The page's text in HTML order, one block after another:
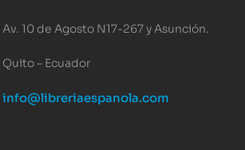
Av. 10 de Agosto N17-267 y Asunción.
Quito – Ecuador
info@libreriaespanola.com